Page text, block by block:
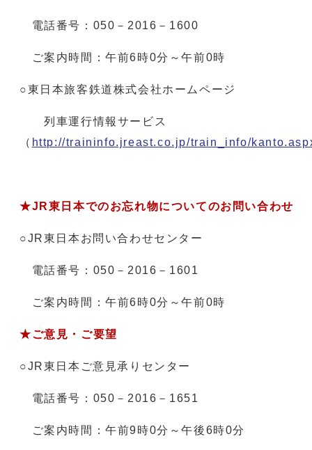
電話番号：050－2016－1600
ご案内時間：午前6時0分～午前0時
○東日本旅客鉄道株式会社ホームページ
列車運行情報サービス
（ http://traininfo.jreast.co.jp/train_info/
★JR東日本でのお忘れ物についてのお問い合わせ
○JR東日本お問い合わせセンター
電話番号：050－2016－1601
ご案内時間：午前6時0分～午前0時
★ご意見・ご要望
○JR東日本ご意見承りセンター
電話番号：050－2016－1651
ご案内時間：午前9時0分～午後6時0分